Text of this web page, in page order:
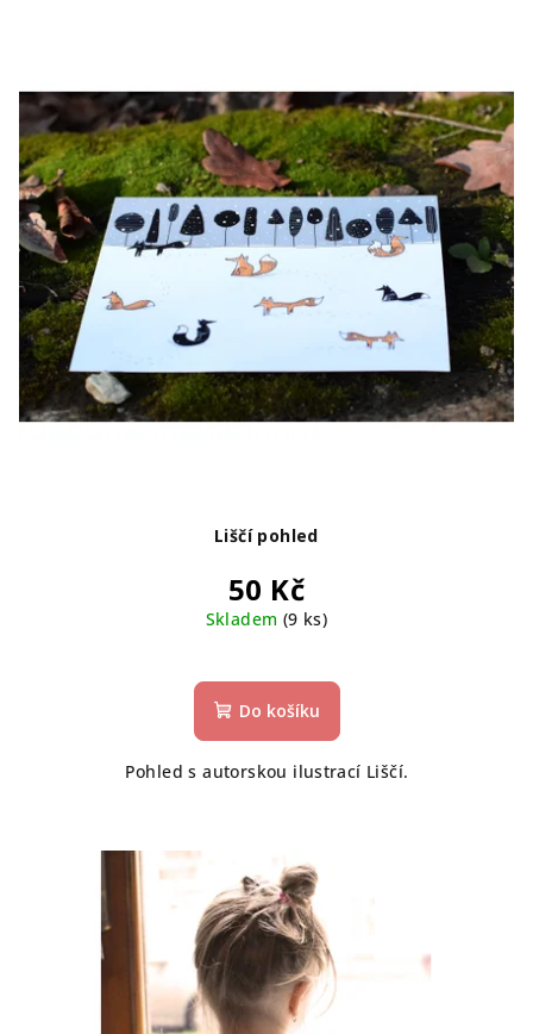
Liščí pohled
50 Kč
Skladem (9 ks)
Do košíku
Pohled s autorskou ilustrací Liščí.